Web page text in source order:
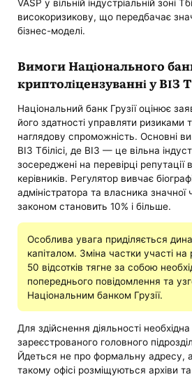
VASP у вільній індустріальній зоні
високоризикову, що передбачає
бізнес-моделі.
Вимоги Національного
криптоліцензуванні у ВІЗ
Національний банк Грузії оцінює
його здатності управляти ризиками
наглядову спроможність. Основні
ВІЗ Тбілісі, де ВІЗ — це вільна
зосереджені на перевірці репутації
керівників. Регулятор вивчає
адміністратора та власника значної
законом становить 10% і більше.
Особлива увага приділяється
капіталом. Зміна частки участі
50 відсотків тягне за собою
попереднього повідомлення та
Національним банком Грузії.
Для здійснення діяльності
зареєстрованого головного
Йдеться не про формальну адресу,
такому офісі розміщуються архіви